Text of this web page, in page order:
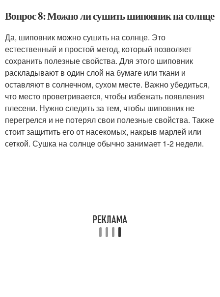
Вопрос 8: Можно ли сушить шиповник на солнце
Да, шиповник можно сушить на солнце. Это
естественный и простой метод, который позволяет
сохранить полезные свойства. Для этого шиповник
раскладывают в один слой на бумаге или ткани и
оставляют в солнечном, сухом месте. Важно убедиться,
что место проветривается, чтобы избежать появления
плесени. Нужно следить за тем, чтобы шиповник не
перегрелся и не потерял свои полезные свойства. Также
стоит защитить его от насекомых, накрыв марлей или
сеткой. Сушка на солнце обычно занимает 1-2 недели.